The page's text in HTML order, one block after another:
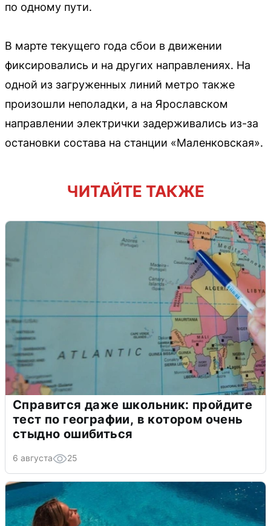
по одному пути.
В марте текущего года сбои в движении
фиксировались и на других направлениях. На
одной из загруженных линий метро также
произошли неполадки, а на Ярославском
направлении электрички задерживались из-за
остановки состава на станции «Маленковская».
ЧИТАЙТЕ ТАКЖЕ
Справится даже школьник: пройдите
тест по географии, в котором очень
стыдно ошибиться
6 августа 25